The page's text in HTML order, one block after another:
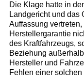
Die Klage hatte in
Landgericht und das
Auffassung
Herstellergarantie
des Kraftfahrzeugs,
Beziehung
Hersteller und
Fehlen einer